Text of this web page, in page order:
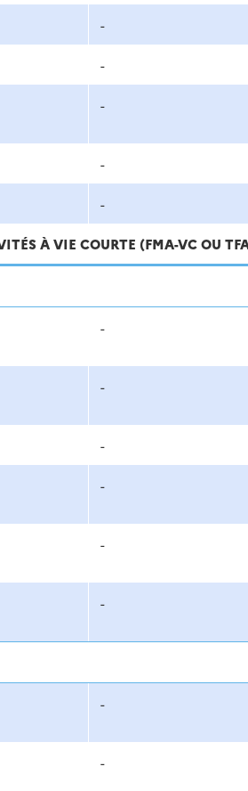
-
-
-
-
-
À VIE COURTE (FMA-VC OU
-
-
-
-
-
-
-
-